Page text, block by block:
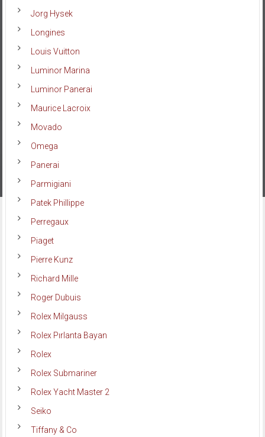
Jorg Hysek
Longines
Louis Vuitton
Luminor Marina
Luminor Panerai
Maurice Lacroix
Movado
Omega
Panerai
Parmigiani
Patek Phillippe
Perregaux
Piaget
Pierre Kunz
Richard Mille
Roger Dubuis
Rolex Milgauss
Rolex Pırlanta Bayan
Rolex
Rolex Submariner
Rolex Yacht Master 2
Seiko
Tiffany & Co